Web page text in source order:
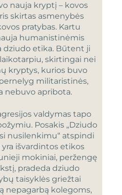
nauja kryptį – kovos
skirtas asmenybės
pratybas. Kartu
humanistinėmis
dziudo etika. Būtent ji
skirtingai nei
kryptys, kurios buvo
militaristinės,
nebuvo apribota.
valdymas tapo
Posakis „Dziudo
nusilenkimu“ atspindi
išvardintos etikos
mokiniai, peržengę
pradeda dziudo
taisyklės griežtai
nepagarbą kolegoms,